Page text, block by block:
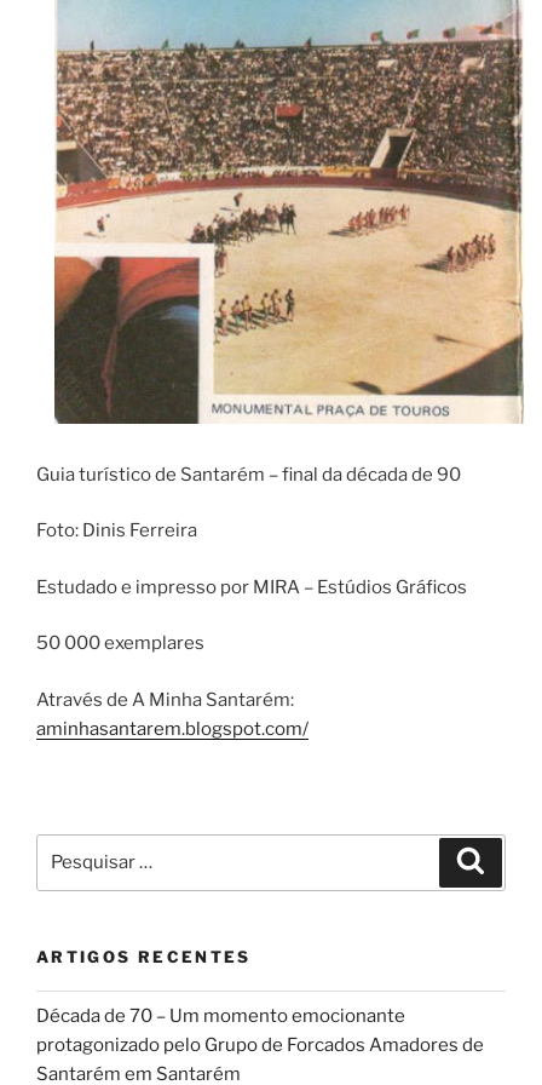
Guia turístico de Santarém – final da década de 90
Foto: Dinis Ferreira
Estudado e impresso por MIRA – Estúdios Gráficos
50 000 exemplares
Através de A Minha Santarém:
aminhasantarem.blogspot.com/
por:
ARTIGOS RECENTES
Década de 70 – Um momento emocionante
protagonizado pelo Grupo de Forcados Amadores de
Santarém em Santarém